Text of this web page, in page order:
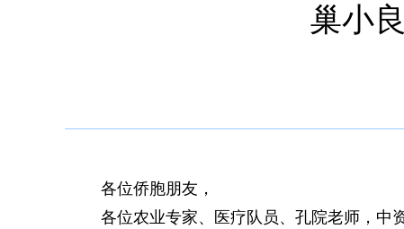
巢小
各位侨胞朋友，
各位农业专家、医疗队员、孔院老师，中